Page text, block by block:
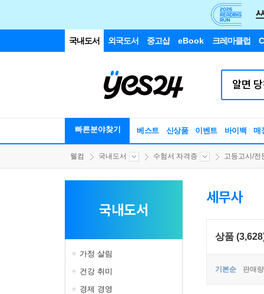
국내도서 외국도서 중고샵 eBook 크레마클럽
빠른분야찾기 베스트 신상품 이벤트 바이백 매
웰컴 국내도서 수험서 자격증 고등고시/전
국내도서
가정 살림
건강 취미
경제 경영
세무사
상품
기본순 판매